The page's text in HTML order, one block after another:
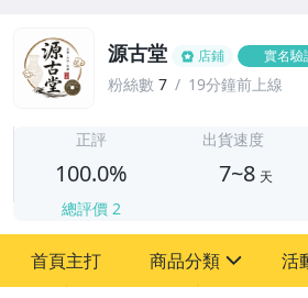
源古堂 店鋪 實名驗
粉絲數 7 19分鐘前上線
正評
100.0%
總評價 2
出貨速度
7~8 天
首頁主打 商品分類 活